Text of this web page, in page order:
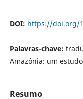
DOI: https://doi.org/
Palavras-chave:
Amazônia: um
Resumo